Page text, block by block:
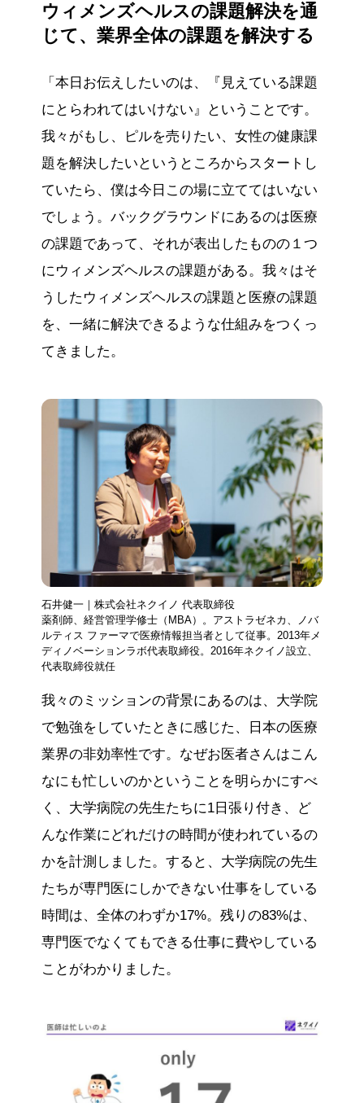
ウィメンズヘルスの課題解決を通
じて、業界全体の課題を解決する
「本日お伝えしたいのは、『見えている課題
にとらわれてはいけない』ということです。
我々がもし、ピルを売りたい、女性の健康課
題を解決したいというところからスタートし
ていたら、僕は今日この場に立ててはいない
でしょう。バックグラウンドにあるのは医療
の課題であって、それが表出したものの１つ
にウィメンズヘルスの課題がある。我々はそ
うしたウィメンズヘルスの課題と医療の課題
を、一緒に解決できるような仕組みをつくっ
てきました。
石井健一｜株式会社ネクイノ 代表取締役
薬剤師、経営管理学修士（MBA）。アストラゼネカ、ノバ
ルティス ファーマで医療情報担当者として従事。2013年メ
ディノベーションラボ代表取締役。2016年ネクイノ設立、
代表取締役就任
我々のミッションの背景にあるのは、大学院
で勉強をしていたときに感じた、日本の医療
業界の非効率性です。なぜお医者さんはこん
なにも忙しいのかということを明らかにすべ
く、大学病院の先生たちに1日張り付き、ど
んな作業にどれだけの時間が使われているの
かを計測しました。すると、大学病院の先生
たちが専門医にしかできない仕事をしている
時間は、全体のわずか17%。残りの83%は、
専門医でなくてもできる仕事に費やしている
ことがわかりました。